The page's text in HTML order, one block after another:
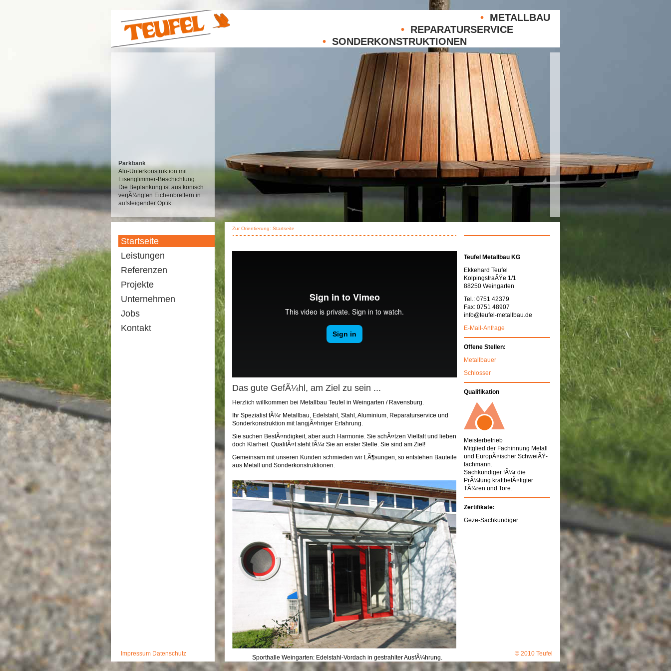
• METALLBAU
• REPARATURSERVICE
• SONDERKONSTRUKTIONEN
Parkbank
Alu-Unterkonstruktion mit
Eisenglimmer-Beschichtung.
Die Beplankung ist aus konisch
verjÃ¼ngten Eichenbrettern in
aufsteigender Optik.
Startseite
Leistungen
Referenzen
Projekte
Unternehmen
Jobs
Kontakt
Impressum Datenschutz
Zur Orientierung: Startseite
Das gute GefÃ¼hl, am Ziel zu sein ...
Herzlich willkommen bei Metallbau Teufel in Weingarten / Ravensburg.
Ihr Spezialist fÃ¼r Metallbau, Edelstahl, Stahl, Aluminium, Reparaturservice und
Sonderkonstruktion mit langjÃ¤hriger Erfahrung.
Sie suchen BestÃ¤ndigkeit, aber auch Harmonie. Sie schÃ¤tzen Vielfalt und lieben
doch Klarheit. QualitÃ¤t steht fÃ¼r Sie an erster Stelle. Sie sind am Ziel!
Gemeinsam mit unseren Kunden schmieden wir LÃ¶sungen, so entstehen Bauteile
aus Metall und Sonderkonstruktionen.
Sporthalle Weingarten: Edelstahl-Vordach in gestrahlter AusfÃ¼hrung.
Teufel Metallbau KG
Ekkehard Teufel
KolpingstraÃŸe 1/1
88250 Weingarten
Tel.: 0751 42379
Fax: 0751 48907
info@teufel-metallbau.de
E-Mail-Anfrage
Offene Stellen:
Metallbauer
Schlosser
Qualifikation
Meisterbetrieb
Mitglied der Fachinnung Metall
und EuropÃ¤ischer SchweiÃŸ-
fachmann.
Sachkundiger fÃ¼r die
PrÃ¼fung kraftbetÃ¤tigter
TÃ¼ren und Tore.
Zertifikate:
Geze-Sachkundiger
© 2010 Teufel